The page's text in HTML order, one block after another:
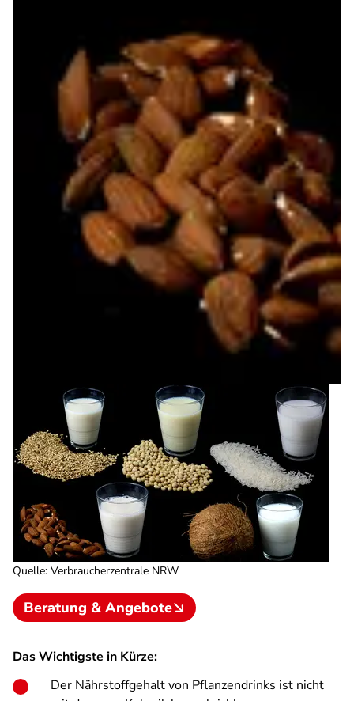
Quelle: Verbraucherzentrale NRW
Beratung & Angebote
Das Wichtigste in Kürze:
Der Nährstoffgehalt von Pflanzendrinks ist nicht